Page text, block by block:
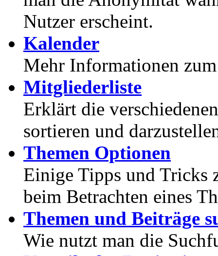
Nutzer erscheint.
Kalender
Mehr Informationen
Mitgliederliste
Erklärt die
sortieren und
Themen Optionen
Einige Tipps und Tricks
beim Betrachten eines
Themen und Beiträge
Wie nutzt man die